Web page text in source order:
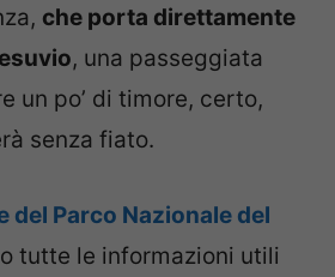
che porta direttamente
, una passeggiata
un po’ di timore, certo,
senza fiato.
del Parco Nazionale del
tutte le informazioni utili